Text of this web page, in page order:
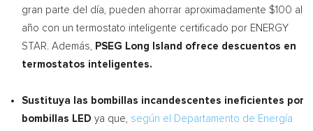
gran parte del día, pueden ahorrar aproximadamente $100 al
año con un termostato inteligente certificado por ENERGY
STAR. Además, PSEG Long Island ofrece descuentos en
termostatos inteligentes.
Sustituya las bombillas incandescentes ineficientes por
bombillas LED ya que, según el Departamento de Energía